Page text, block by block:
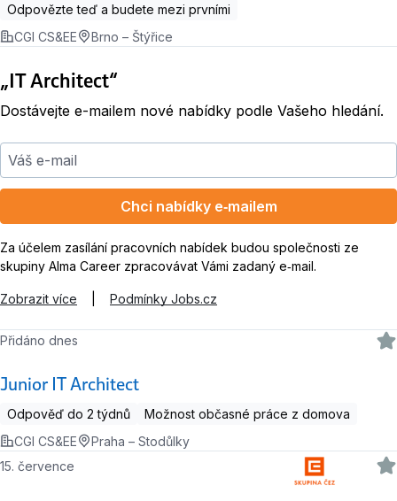
Odpovězte teď a budete mezi prvními
CGI CS&EE
Brno – Štýřice
„IT Architect“
Dostávejte e-mailem nové nabídky podle Vašeho hledání.
Váš e-mail
Chci nabídky e‑mailem
Za účelem zasílání pracovních nabídek budou společnosti ze
skupiny Alma Career zpracovávat Vámi zadaný e‑mail.
Zobrazit více Podmínky Jobs.cz
Junior IT Architect
Přidáno dnes
Odpověď do 2 týdnů
Možnost občasné práce z domova
CGI CS&EE
Praha – Stodůlky
15. července